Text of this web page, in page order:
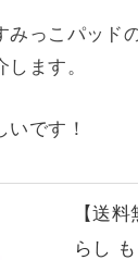
みっこパッド
ます。
いです！
【送
らし